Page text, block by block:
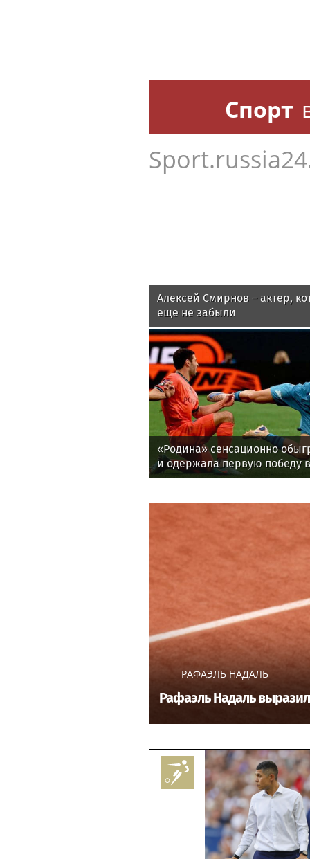
Спорт
Алексей Смирнов – актер,
еще не забыли
«Родина» сенсационно
и одержала первую победу
РАФАЭЛЬ НАДАЛЬ
Рафаэль Надаль